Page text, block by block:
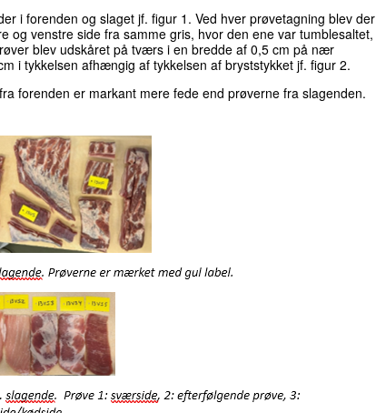
i forenden og slaget jf. figur 1. Ved hver prøvetagning blev der
og venstre side fra samme gris, hvor den ene var tumblesaltet,
blev udskåret på tværs i en bredde af 0,5 cm på nær
i tykkelsen afhængig af tykkelsen af bryststykket jf. figur 2.
forenden er markant mere fede end prøverne fra slagenden.